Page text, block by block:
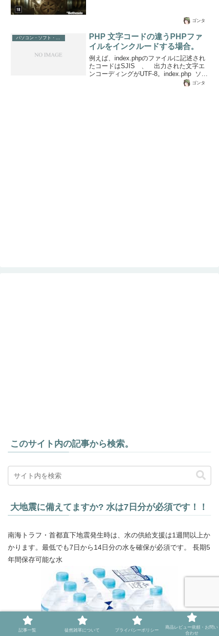
明詳細player.moveto0001d162コマンド
0001d162.movetoplayerコマンド1 応用
自分のところま...
ゴンタ
PHP 文字コードの違うPHPファ
イルをインクルードする場合。
例えば、index.phpのファイルに記述され
たコードはSJIS 、 出力された文字エ
ンコーディングがUTF-8。index.php ソー
スはSJISで記述。出力はｐｈｐソースコ
ゴンタ
このサイト内の記事から検索。
大地震に備えてますか? 水は7日分が必須です！！
南海トラフ・首都直下地震発生時は、水の供給支援は1週間以上か
かります。最低でも7日から14日分の水を確保が必須です。 長期5
年間保存可能な水
記事一覧 徒然雑草について プライバシーポリシー
商品レビュー依頼・お問い
合わせ